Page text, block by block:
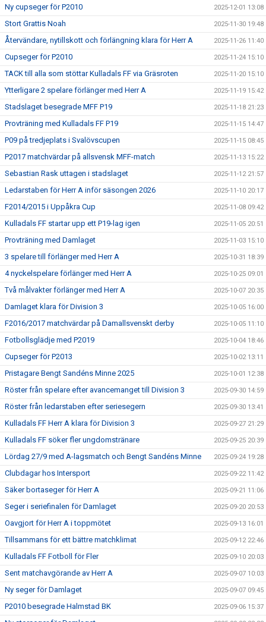
Ny cupseger för P2010 2025-12-01 13:08
Stort Grattis Noah 2025-11-30 19:48
Återvändare, nytillskott och förlängning klara för Herr A 2025-11-26 11:40
Cupseger för P2010 2025-11-24 15:10
TACK till alla som stöttar Kulladals FF via Gräsroten 2025-11-20 15:10
Ytterligare 2 spelare förlänger med Herr A 2025-11-19 15:42
Stadslaget besegrade MFF P19 2025-11-18 21:23
Provträning med Kulladals FF P19 2025-11-15 14:47
P09 på tredjeplats i Svalövscupen 2025-11-15 08:45
P2017 matchvärdar på allsvensk MFF-match 2025-11-13 15:22
Sebastian Rask uttagen i stadslaget 2025-11-12 21:57
Ledarstaben för Herr A inför säsongen 2026 2025-11-10 20:17
F2014/2015 i Uppåkra Cup 2025-11-08 09:42
Kulladals FF startar upp ett P19-lag igen 2025-11-05 20:51
Provträning med Damlaget 2025-11-03 15:10
3 spelare till förlänger med Herr A 2025-10-31 18:39
4 nyckelspelare förlänger med Herr A 2025-10-25 09:01
Två målvakter förlänger med Herr A 2025-10-07 20:35
Damlaget klara för Division 3 2025-10-05 16:00
F2016/2017 matchvärdar på Damallsvenskt derby 2025-10-05 11:10
Fotbollsglädje med P2019 2025-10-04 18:46
Cupseger för P2013 2025-10-02 13:11
Pristagare Bengt Sandéns Minne 2025 2025-10-01 12:38
Röster från spelare efter avancemanget till Division 3 2025-09-30 14:59
Röster från ledarstaben efter seriesegern 2025-09-30 13:41
Kulladals FF Herr A klara för Division 3 2025-09-27 21:29
Kulladals FF söker fler ungdomstränare 2025-09-25 20:39
Lördag 27/9 med A-lagsmatch och Bengt Sandéns Minne 2025-09-24 19:28
Clubdagar hos Intersport 2025-09-22 11:42
Säker bortaseger för Herr A 2025-09-21 11:06
Seger i seriefinalen för Damlaget 2025-09-20 20:53
Oavgjort för Herr A i toppmötet 2025-09-13 16:01
Tillsammans för ett bättre matchklimat 2025-09-12 22:46
Kulladals FF Fotboll för Fler 2025-09-10 20:03
Sent matchavgörande av Herr A 2025-09-07 10:03
Ny seger för Damlaget 2025-09-07 09:45
P2010 besegrade Halmstad BK 2025-09-06 15:37